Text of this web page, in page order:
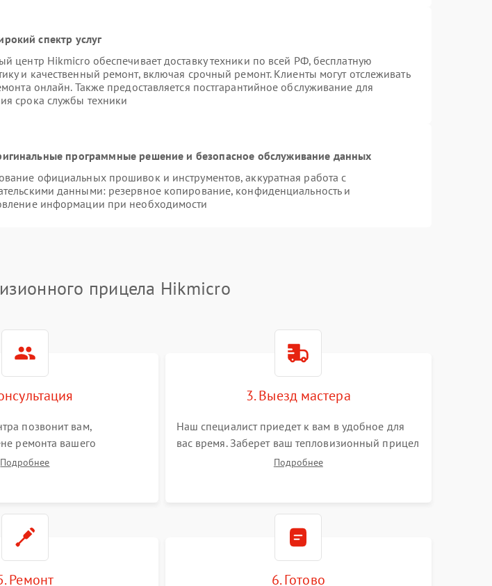
спектр услуг
центр Hikmicro обеспечивает доставку техники по всей РФ, бесплатную
и качественный ремонт, включая срочный ремонт. Клиенты могут отслеживать
онлайн. Также предоставляется постгарантийное обслуживание для
срока службы техники
программные решение и безопасное обслуживание данных
официальных прошивок и инструментов, аккуратная работа с
данными: резервное копирование, конфиденциальность и
информации при необходимости
прицела Hikmicro
позвонит вам,
ремонта вашего
а также ответит на
Подробнее
3. Выезд мастера
Наш специалист приедет к вам в удобное для
вас время. Заберет ваш тепловизионный прицел
и привезет на склад для диагностики.
Подробнее
Ремонт 6. Готово